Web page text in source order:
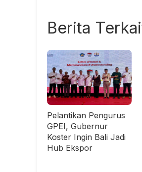
Berita
Pelantikan Pengurus
GPEI, Gubernur
Koster Ingin Bali Jadi
Hub Ekspor